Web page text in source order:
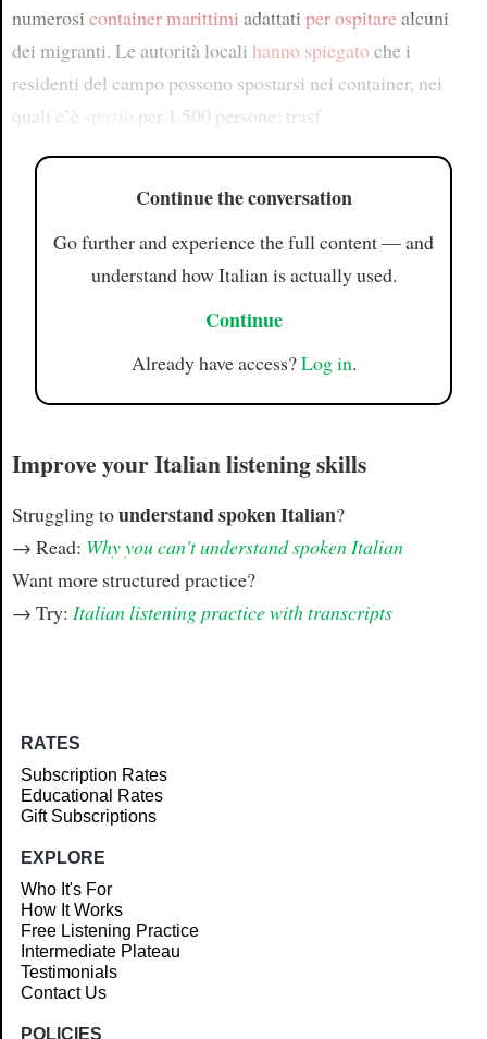
numerosi container marittimi adattati per ospitarealcuni
dei migranti. Le autorità locali hanno spiegatoche i
residenti del campo possono spostarsi nei container, nei
quali c’è spazio per 1.500 persone; trasf
Continue the conversation
Go further and experience the full content — and
understand how Italian is actually used.
Continue
Already have access?Log in.
Improve your Italian listening skills
Struggling tounderstand spoken Italian?
→ Read: Why you can't understand spoken Italian
Want more structured practice?
→ Try: Italian listening practice with transcripts
RATES
Subscription Rates
Educational Rates
Gift Subscriptions
EXPLORE
Who It's For
How It Works
Free Listening Practice
Intermediate Plateau
Testimonials
Contact Us
POLICIES